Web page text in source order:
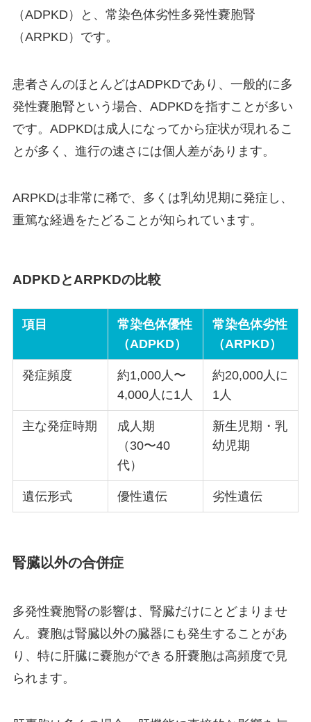
（ADPKD）と、常染色体劣性多発性嚢胞腎
（ARPKD）です。
患者さんのほとんどはADPKDであり、一般的に多
発性嚢胞腎という場合、ADPKDを指すことが多い
です。ADPKDは成人になってから症状が現れるこ
とが多く、進行の速さには個人差があります。
ARPKDは非常に稀で、多くは乳幼児期に発症し、
重篤な経過をたどることが知られています。
ADPKDとARPKDの比較
項目
常染色体優性
（ADPKD）
常染色体劣性
（ARPKD）
発症頻度
約1,000人〜
4,000人に1人
約20,000人に
1人
主な発症時期
成人期
（30〜40
代）
新生児期・乳
幼児期
遺伝形式 優性遺伝 劣性遺伝
腎臓以外の合併症
多発性嚢胞腎の影響は、腎臓だけにとどまりませ
ん。嚢胞は腎臓以外の臓器にも発生することがあ
り、特に肝臓に嚢胞ができる肝嚢胞は高頻度で見
られます。